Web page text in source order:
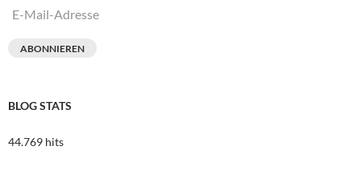
E-
ABONNIEREN
BLOG STATS
44.769 hits